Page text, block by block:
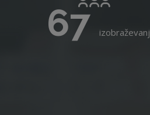
67izobraževanj